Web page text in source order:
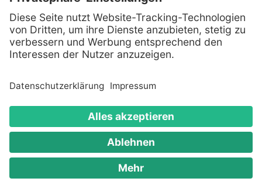
Alle genannten Produkte und Logos sind eingetragene
Warenzeichen der jeweiligen Hersteller.